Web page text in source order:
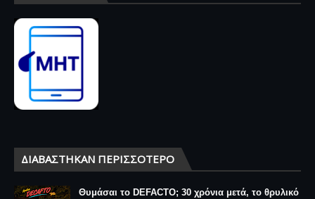
ΔΙΑΒΆΣΤΗΚΑΝ ΠΕΡΙΣΣΌΤΕΡΟ
Θυμάσαι το DEFACTO; 30 χρόνια μετά, το θρυλικό